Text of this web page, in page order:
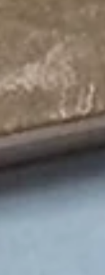
海ネイル リゾート南
トグラデーションに
ラフルなかき氷シロ
ネイル 暑い夏にはあ
ドットを埋め込んで
マーメイドネイル ピ
ドネイル 宝石を閉じ
ラニュアンスネイル
ライブ用 2人
ーを入れた 夏のビー
ル風レースフラワー
ル 指また涼しく、波